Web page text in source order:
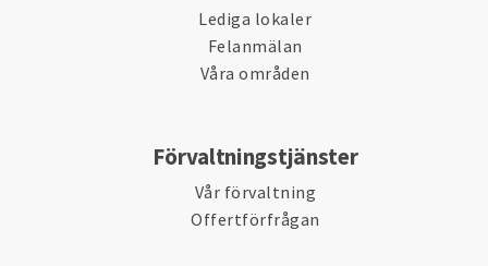
Lediga lokaler
Felanmälan
Våra områden
Förvaltningstjänster
Vår förvaltning
Offertförfrågan